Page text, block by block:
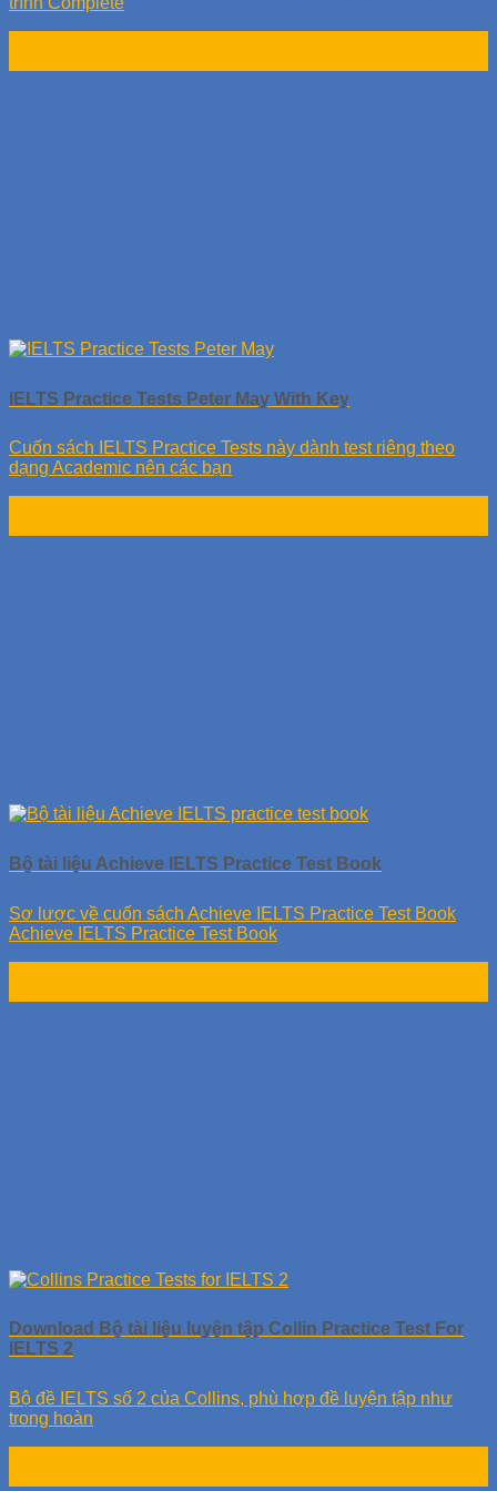
IELTS Practice Tests Peter May With Key
Cuốn sách IELTS Practice Tests này dành test riêng theo
dạng Academic nên các bạn
Bộ tài liệu Achieve IELTS Practice Test Book
Sơ lược về cuốn sách Achieve IELTS Practice Test Book
Achieve IELTS Practice Test Book
Download Bộ tài liệu luyện tập Collin Practice Test For
IELTS 2
Bộ đề IELTS số 2 của Collins, phù hợp đề luyện tập như
trong hoàn